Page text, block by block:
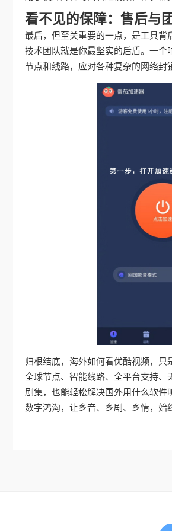
看不见的保障：售后与
最后，但至关重要的一点，是工具背
技术团队就是你最坚实的后盾。一
节点和线路，应对各种复杂的网络封
归根结底，海外如何看优酷视频，
全球节点、智能线路、全平台支持
剧集，也能轻松解决国外用什么软
数字鸿沟，让乡音、乡剧、乡情，始